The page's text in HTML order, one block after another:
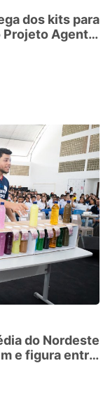
dos kits para
Projeto Agente
do Nordeste
e figura entre